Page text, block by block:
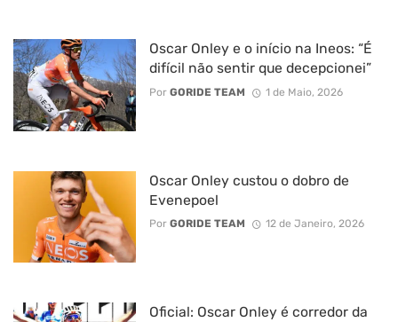
Oscar Onley e o início na Ineos: “É
difícil não sentir que decepcionei”
Por GORIDE TEAM 1 de Maio, 2026
Oscar Onley custou o dobro de
Evenepoel
Por GORIDE TEAM 12 de Janeiro, 2026
Oficial: Oscar Onley é corredor da